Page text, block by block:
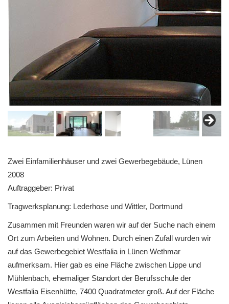
Zwei Einfamilienhäuser und zwei Gewerbegebäude, Lünen
2008
Auftraggeber: Privat
Tragwerksplanung: Lederhose und Wittler, Dortmund
Zusammen mit Freunden waren wir auf der Suche nach einem
Ort zum Arbeiten und Wohnen. Durch einen Zufall wurden wir
auf das Gewerbegebiet Westfalia in Lünen Wethmar
aufmerksam. Hier gab es eine Fläche zwischen Lippe und
Mühlenbach, ehemaliger Standort der Berufsschule der
Westfalia Eisenhütte, 7400 Quadratmeter groß. Auf der Fläche